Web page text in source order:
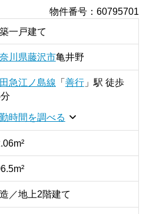
物件番号 ：60795701
一戸建て
川県藤沢市亀井野
急江ノ島線 「 善行」駅 徒歩
時間を調べる
／地上2階建て